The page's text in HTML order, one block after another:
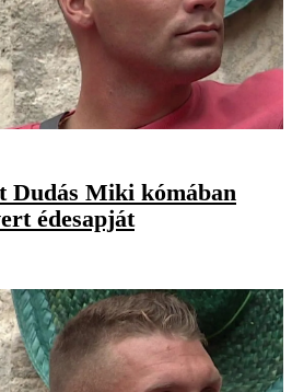
Dudás Miki kómában
édesapját